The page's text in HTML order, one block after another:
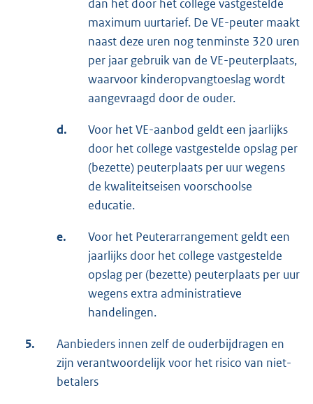
dan het door het college vastgestelde
maximum uurtarief. De VE-peuter maakt
naast deze uren nog tenminste 320 uren
per jaar gebruik van de VE-peuterplaats,
waarvoor kinderopvangtoeslag wordt
aangevraagd door de ouder.
d.
Voor het VE-aanbod geldt een jaarlijks
door het college vastgestelde opslag per
(bezette) peuterplaats per uur wegens
de kwaliteitseisen voorschoolse
educatie.
e.
Voor het Peuterarrangement geldt een
jaarlijks door het college vastgestelde
opslag per (bezette) peuterplaats per uur
wegens extra administratieve
handelingen.
5.
Aanbieders innen zelf de ouderbijdragen en
zijn verantwoordelijk voor het risico van niet-
betalers